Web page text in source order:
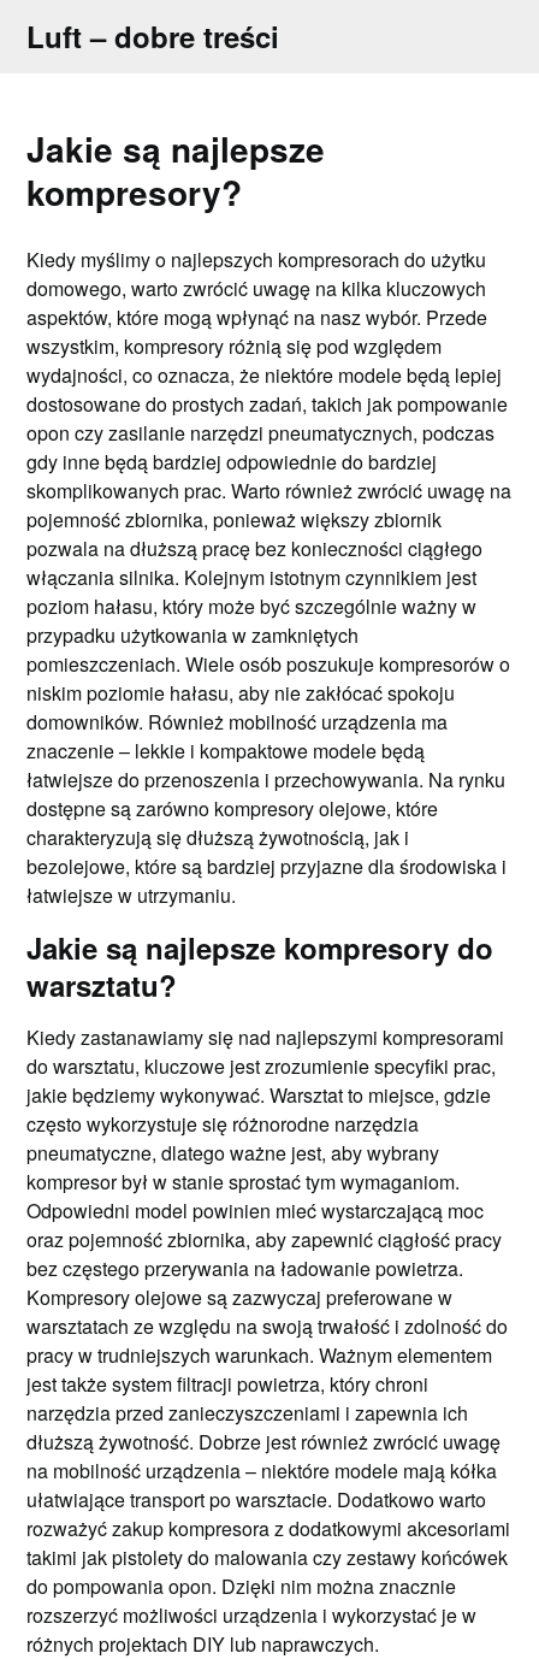
Luft – dobre treści
Jakie są najlepsze
kompresory?
Kiedy myślimy o najlepszych kompresorach do użytku
domowego, warto zwrócić uwagę na kilka kluczowych
aspektów, które mogą wpłynąć na nasz wybór. Przede
wszystkim, kompresory różnią się pod względem
wydajności, co oznacza, że niektóre modele będą lepiej
dostosowane do prostych zadań, takich jak pompowanie
opon czy zasilanie narzędzi pneumatycznych, podczas
gdy inne będą bardziej odpowiednie do bardziej
skomplikowanych prac. Warto również zwrócić uwagę na
pojemność zbiornika, ponieważ większy zbiornik
pozwala na dłuższą pracę bez konieczności ciągłego
włączania silnika. Kolejnym istotnym czynnikiem jest
poziom hałasu, który może być szczególnie ważny w
przypadku użytkowania w zamkniętych
pomieszczeniach. Wiele osób poszukuje kompresorów o
niskim poziomie hałasu, aby nie zakłócać spokoju
domowników. Również mobilność urządzenia ma
znaczenie – lekkie i kompaktowe modele będą
łatwiejsze do przenoszenia i przechowywania. Na rynku
dostępne są zarówno kompresory olejowe, które
charakteryzują się dłuższą żywotnością, jak i
bezolejowe, które są bardziej przyjazne dla środowiska i
łatwiejsze w utrzymaniu.
Jakie są najlepsze kompresory do
warsztatu?
Kiedy zastanawiamy się nad najlepszymi kompresorami
do warsztatu, kluczowe jest zrozumienie specyfiki prac,
jakie będziemy wykonywać. Warsztat to miejsce, gdzie
często wykorzystuje się różnorodne narzędzia
pneumatyczne, dlatego ważne jest, aby wybrany
kompresor był w stanie sprostać tym wymaganiom.
Odpowiedni model powinien mieć wystarczającą moc
oraz pojemność zbiornika, aby zapewnić ciągłość pracy
bez częstego przerywania na ładowanie powietrza.
Kompresory olejowe są zazwyczaj preferowane w
warsztatach ze względu na swoją trwałość i zdolność do
pracy w trudniejszych warunkach. Ważnym elementem
jest także system filtracji powietrza, który chroni
narzędzia przed zanieczyszczeniami i zapewnia ich
dłuższą żywotność. Dobrze jest również zwrócić uwagę
na mobilność urządzenia – niektóre modele mają kółka
ułatwiające transport po warsztacie. Dodatkowo warto
rozważyć zakup kompresora z dodatkowymi akcesoriami
takimi jak pistolety do malowania czy zestawy końcówek
do pompowania opon. Dzięki nim można znacznie
rozszerzyć możliwości urządzenia i wykorzystać je w
różnych projektach DIY lub naprawczych.